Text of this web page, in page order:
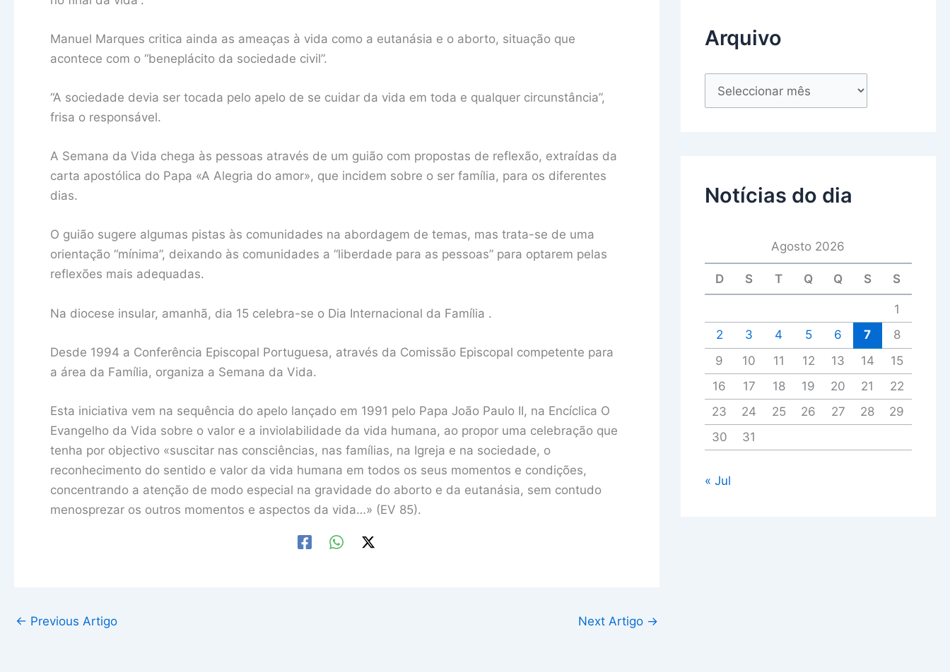
Manuel Marques critica ainda as ameaças à vida como a eutanásia e o aborto, situação que
acontece com o “beneplácito da sociedade civil”.
“A sociedade devia ser tocada pelo apelo de se cuidar da vida em toda e qualquer circunstância”,
frisa o responsável.
A Semana da Vida chega às pessoas através de um guião com propostas de reflexão, extraídas da
carta apostólica do Papa «A Alegria do amor», que incidem sobre o ser família, para os diferentes
dias.
O guião sugere algumas pistas às comunidades na abordagem de temas, mas trata-se de uma
orientação “mínima”, deixando às comunidades a “liberdade para as pessoas” para optarem pelas
reflexões mais adequadas.
Na diocese insular, amanhã, dia 15 celebra-se o Dia Internacional da Família .
Desde 1994 a Conferência Episcopal Portuguesa, através da Comissão Episcopal competente para
a área da Família, organiza a Semana da Vida.
Esta iniciativa vem na sequência do apelo lançado em 1991 pelo Papa João Paulo II, na Encíclica O
Evangelho da Vida sobre o valor e a inviolabilidade da vida humana, ao propor uma celebração que
tenha por objectivo «suscitar nas consciências, nas famílias, na Igreja e na sociedade, o
reconhecimento do sentido e valor da vida humana em todos os seus momentos e condições,
concentrando a atenção de modo especial na gravidade do aborto e da eutanásia, sem contudo
menosprezar os outros momentos e aspectos da vida…» (EV 85).
← Previous Artigo Next Artigo →
Arquivo
Notícias do dia
Agosto 2026
D S T Q Q S S
1
2
3 4 5 6 7
8
9
10 11 12 13 14
15
16
17 18 19 20 21
22
23
24 25 26 27 28
29
30
31
« Jul